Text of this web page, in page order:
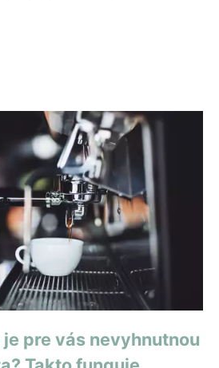
pre vás nevyhnutnou